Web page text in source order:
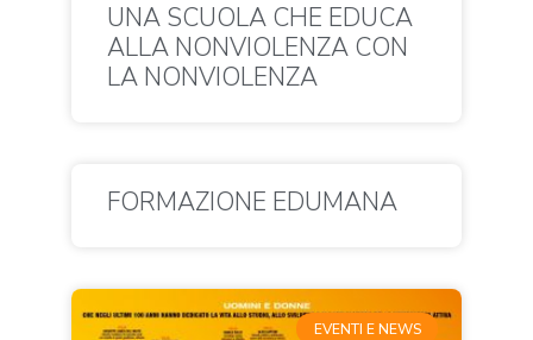
UNA SCUOLA CHE EDUCA
ALLA NONVIOLENZA CON
LA NONVIOLENZA
FORMAZIONE EDUMANA
EVENTI E NEWS